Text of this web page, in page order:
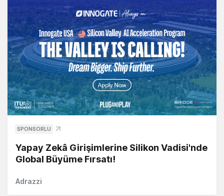
SPONSORLU
Yapay Zekâ Girişimlerine Silikon Vadisi'nde
Global Büyüme Fırsatı!
Adrazzi